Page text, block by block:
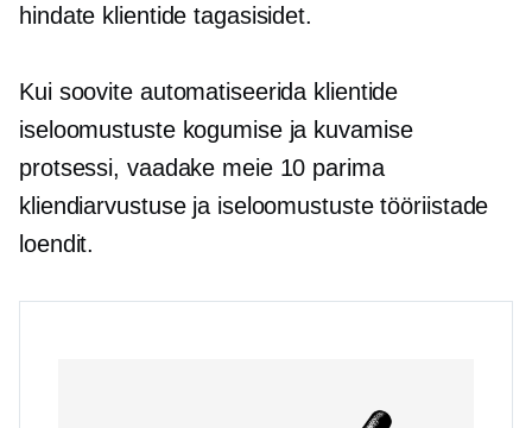
hindate klientide tagasisidet.
Kui soovite automatiseerida klientide
iseloomustuste kogumise ja kuvamise
protsessi, vaadake meie 10 parima
kliendiarvustuse ja iseloomustuste tööriistade
loendit.